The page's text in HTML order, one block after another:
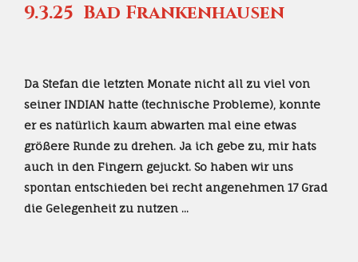
9.3.25 Bad Frankenhausen
Da Stefan die letzten Monate nicht all zu viel von
seiner INDIAN hatte (technische Probleme), konnte
er es natürlich kaum abwarten mal eine etwas
größere Runde zu drehen. Ja ich gebe zu, mir hats
auch in den Fingern gejuckt. So haben wir uns
spontan entschieden bei recht angenehmen 17 Grad
die Gelegenheit zu nutzen ...